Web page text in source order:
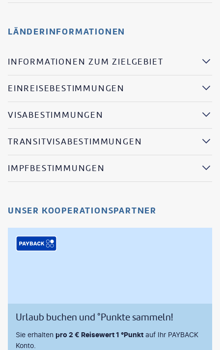
LÄNDERINFORMATIONEN
INFORMATIONEN ZUM ZIELGEBIET
EINREISEBESTIMMUNGEN
VISABESTIMMUNGEN
TRANSITVISABESTIMMUNGEN
IMPFBESTIMMUNGEN
UNSER KOOPERATIONSPARTNER
Urlaub buchen und °Punkte sammeln!
Sie erhalten pro 2 € Reisewert 1 °Punkt auf Ihr PAYBACK
Konto.